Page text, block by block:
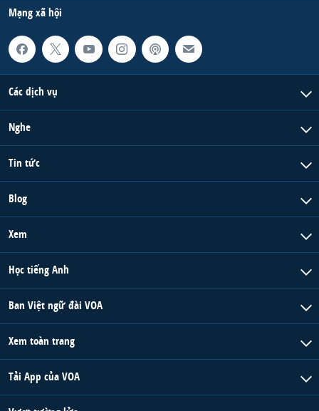
Mạng xã hội
Các dịch vụ
Nghe
Tin tức
Blog
Xem
Học tiếng Anh
Ban Việt ngữ đài VOA
Xem toàn trang
Tải App của VOA